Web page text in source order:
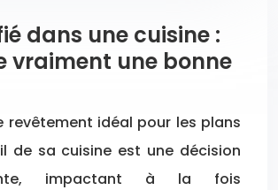
dans une cuisine :
vraiment une bonne
revêtement idéal pour les plans
de sa cuisine est une décision
impactant à la fois